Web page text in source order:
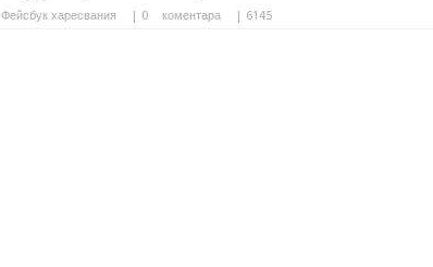
Фейсбук харесвания 0 коментара | 6145